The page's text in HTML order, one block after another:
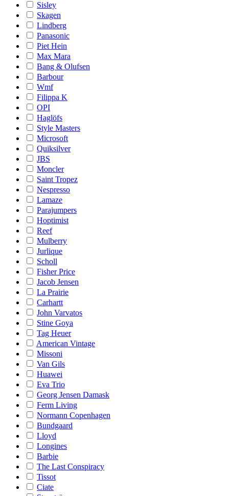
Sisley
Skagen
Lindberg
Panasonic
Piet Hein
Max Mara
Bang & Olufsen
Barbour
Wmf
Filippa K
OPI
Haglöfs
Style Masters
Microsoft
Quiksilver
JBS
Moncler
Saint Tropez
Nespresso
Lamaze
Parajumpers
Hoptimist
Reef
Mulberry
Jurlique
Scholl
Fisher Price
Jacob Jensen
La Prairie
Carhartt
John Varvatos
Stine Goya
Tag Heuer
American Vintage
Missoni
Van Gils
Huawei
Eva Trio
Georg Jensen Damask
Ferm Living
Normann Copenhagen
Bundgaard
Lloyd
Longines
Barbie
The Last Conspiracy
Tissot
Ciate